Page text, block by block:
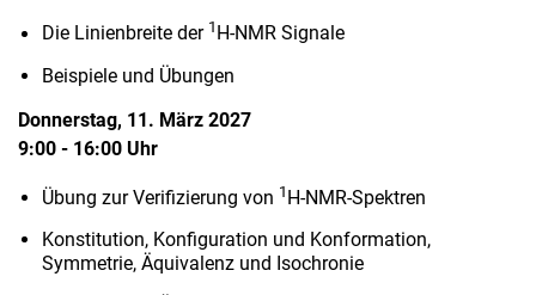
Die Linienbreite der 1 H-NMR Signale
Beispiele und Übungen
Donnerstag, 11. März 2027
9:00 - 16:00 Uhr
Übung zur Verifizierung von 1 H-NMR-Spektren
Konstitution, Konfiguration und Konformation,
Symmetrie, Äquivalenz und Isochronie